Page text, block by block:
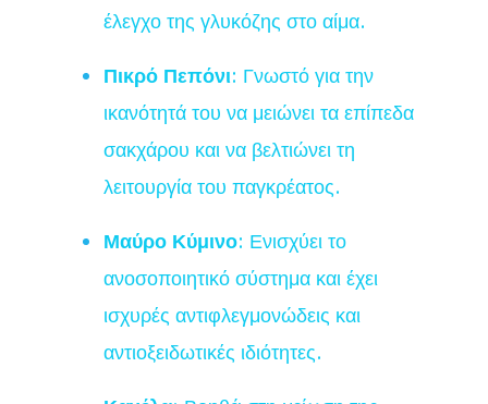
έλεγχο της γλυκόζης στο αίμα.
Πικρό Πεπόνι: Γνωστό για την
ικανότητά του να μειώνει τα επίπεδα
σακχάρου και να βελτιώνει τη
λειτουργία του παγκρέατος.
Μαύρο Κύμινο: Ενισχύει το
ανοσοποιητικό σύστημα και έχει
ισχυρές αντιφλεγμονώδεις και
αντιοξειδωτικές ιδιότητες.